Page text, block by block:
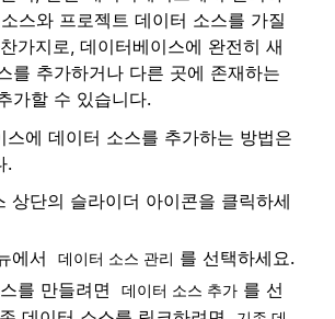
스와 프로젝트 데이터 소스를 가질
가지로, 데이터베이스에 완전히 새
를 추가하거나 다른 곳에 존재하는
가할 수 있습니다.
스에 데이터 소스를 추가하는 방법은
.
상단의 슬라이더 아이콘을 클릭하세
에서
데이터 소스 관리 를 선택하세요.
를 만들려면
데이터 소스 추가 를 선